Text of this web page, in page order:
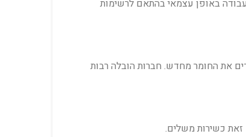
באופן עצמאי בהתאם לרשימות
את החומר מחדש. חברות הובלה רבות
זאת כשירות משלים.